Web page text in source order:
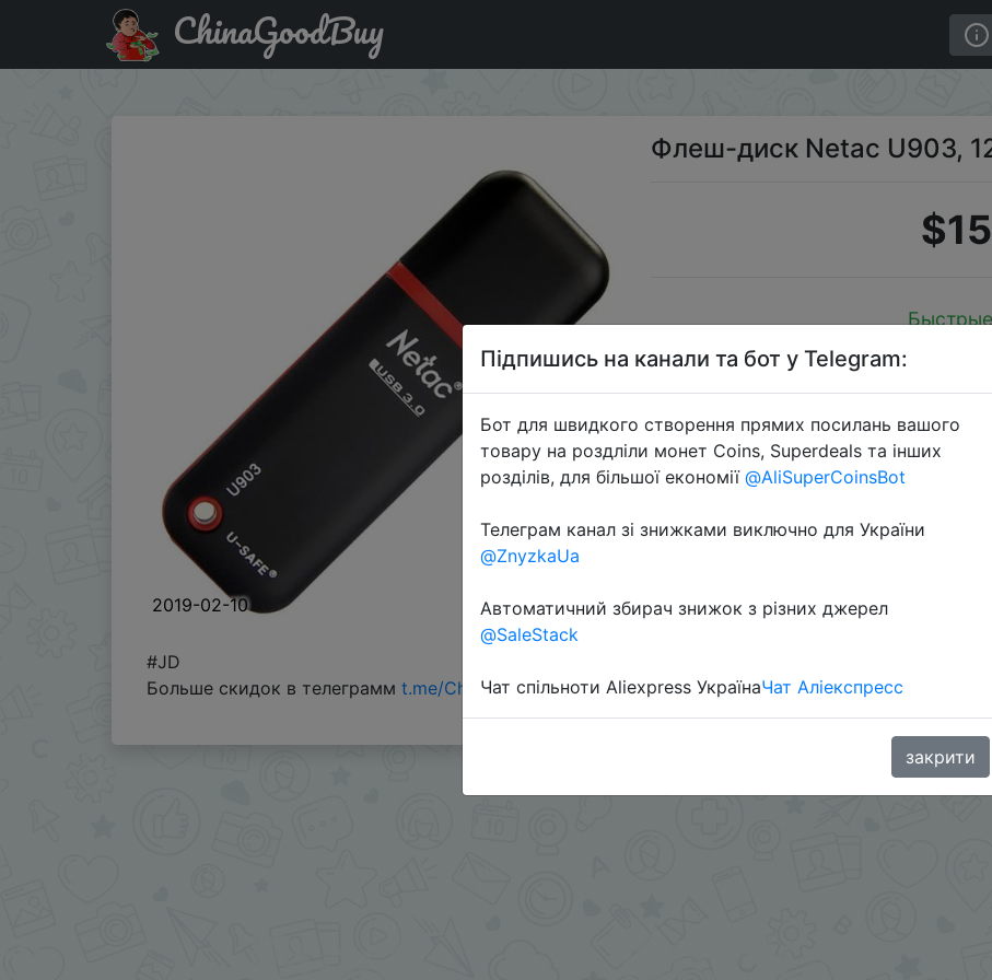
Придбати по знижці Флеш-диск Netac U903, 128ГБ
ChinaGoodBuy
2019-02-10
Флеш-диск Netac U903,
Перейти
#JD
Больше скидок в телеграмм t.me/ChinaGoodBuy
Підпишись на канали та бот у Telegram:
Бот для швидкого створення прямих посилань вашого
товару на роздліли монет Coins, Superdeals та інших
розділів, для більшої економії @AliSuperCoinsBot
Телеграм канал зі знижками виключно для України
@ZnyzkaUa
Автоматичний збирач знижок з різних джерел
@SaleStack
Чат спільноти Aliexpress УкраїнаЧат Аліекспресс
закрити